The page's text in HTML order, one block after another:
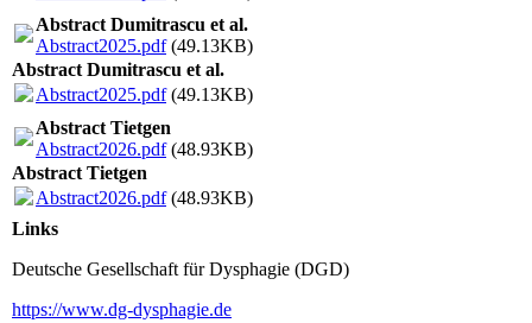
Abstract Dumitrascu et al.
Abstract2025.pdf(49.13KB)
Abstract Dumitrascu et al.
Abstract2025.pdf(49.13KB)
Abstract Tietgen
Abstract2026.pdf(48.93KB)
Abstract Tietgen
Abstract2026.pdf(48.93KB)
Links
Deutsche Gesellschaft für Dysphagie (DGD)
https://www.dg-dysphagie.de